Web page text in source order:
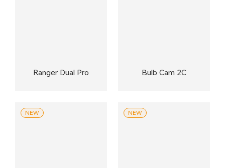
Ranger Dual Pro Bulb Cam 2C
NEW NEW